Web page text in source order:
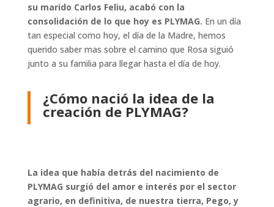
su marido Carlos Feliu, acabó con la
consolidación de lo que hoy es PLYMAG. En un día
tan especial como hoy, el día de la Madre, hemos
querido saber mas sobre el camino que Rosa siguió
junto a su familia para llegar hasta el día de hoy.
¿Cómo nació la idea de la
creación de PLYMAG?
La idea que había detrás del nacimiento de
PLYMAG surgió del amor e interés por el sector
agrario, en definitiva, de nuestra tierra, Pego, y